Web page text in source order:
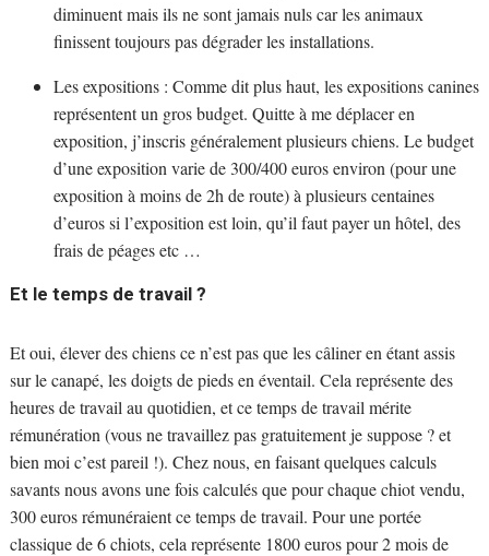
diminuent mais ils ne sont jamais nuls car les animaux
finissent toujours pas dégrader les installations.
Les expositions : Comme dit plus haut, les expositions canines
représentent un gros budget. Quitte à me déplacer en
exposition, j’inscris généralement plusieurs chiens. Le budget
d’une exposition varie de 300/400 euros environ (pour une
exposition à moins de 2h de route) à plusieurs centaines
d’euros si l’exposition est loin, qu’il faut payer un hôtel, des
frais de péages etc …
Et le temps de travail ?
Et oui, élever des chiens ce n’est pas que les câliner en étant assis
sur le canapé, les doigts de pieds en éventail. Cela représente des
heures de travail au quotidien, et ce temps de travail mérite
rémunération (vous ne travaillez pas gratuitement je suppose ? et
bien moi c’est pareil !). Chez nous, en faisant quelques calculs
savants nous avons une fois calculés que pour chaque chiot vendu,
300 euros rémunéraient ce temps de travail. Pour une portée
classique de 6 chiots, cela représente 1800 euros pour 2 mois de